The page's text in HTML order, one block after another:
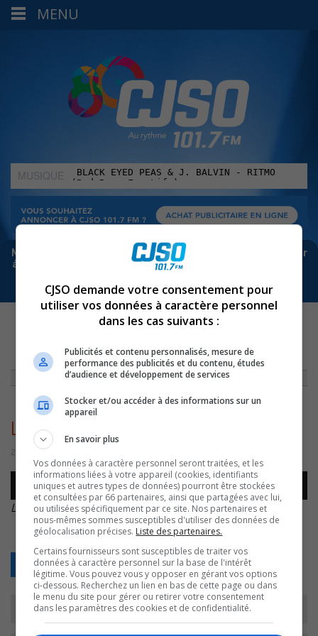
MUSIQUE
:
Meta bloque les infos sur Facebook. Pour ne rien manquer
à Sorel-Tracy et la région, abonne-toi à notre infolettre :
ACTUALITÉS»LAURIE CARUFEL PARTAGE SES AVENTURES
SUR LE WEB
»LAURIE LAURIE – VIDÉOS
Laurie Laurie – Vidéos
2 août 2016 | Par Équipe CJSO
Lecteur
audio
00:00
Laurie Laurie – Vidéos.
Retour
MENU
CJSO demande votre consentement pour
utiliser vos données à caractère personnel
dans les cas suivants :
Publicités et contenu personnalisés, mesure de
performance des publicités et du contenu, études
d’audience et développement de services
Stocker et/ou accéder à des informations sur un
appareil
En savoir plus
Vos données à caractère personnel seront traitées, et les
informations liées à votre appareil (cookies, identifiants
uniques et autres types de données) pourront être stockées
et consultées par 66 partenaires, ainsi que partagées avec lui,
ou utilisées spécifiquement par ce site. Nos partenaires et
nous-mêmes sommes susceptibles d'utiliser des données de
géolocalisation précises. Liste des partenaires.
Certains fournisseurs sont susceptibles de traiter vos
données à caractère personnel sur la base de l'intérêt
légitime. Vous pouvez vous y opposer en gérant vos options
ci-dessous. Recherchez un lien en bas de cette page ou dans
le menu du site pour gérer ou retirer votre consentement
dans les paramètres des cookies et de confidentialité.